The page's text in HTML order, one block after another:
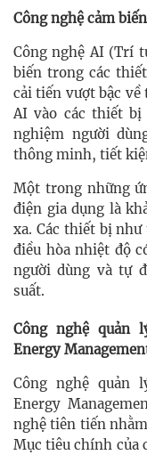
Công nghệ cảm
Công nghệ AI (Trí
biến trong các
cải tiến vượt bậc
AI vào các thiết
nghiệm người
thông minh, tiết
Một trong những
điện gia dụng là
xa. Các thiết bị
điều hòa nhiệt độ
người dùng và tự
suất.
Công nghệ quản
Energy
Công nghệ quản
Energy
nghệ tiên tiến
Mục tiêu chính của